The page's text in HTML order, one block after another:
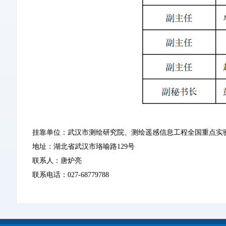
挂靠单位：武汉市测绘研究院、测绘遥感信息工程全国重点实
地址：湖北省武汉市珞喻路129号
联系人：唐炉亮
联系电话：027-68779788